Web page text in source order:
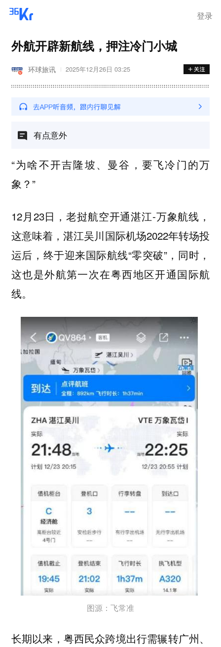
登录
外航开辟新航线，押注冷门小城
环球旅讯 2025年12月26日 03:25
有点意外
“为啥不开吉隆坡、曼谷，要飞冷门的万
象？”
12月23日，老挝航空开通湛江-万象航线，
这意味着，湛江吴川国际机场2022年转场投
运后，终于迎来国际航线“零突破”，同时，
这也是外航第一次在粤西地区开通国际航
线。
图源：飞常准
长期以来，粤西民众跨境出行需辗转广州、